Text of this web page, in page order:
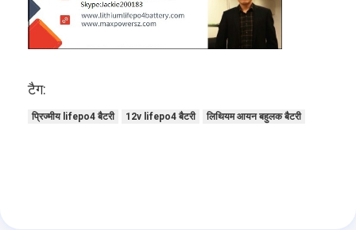
टैग:
प्रिज्मीय lifepo4 बैटरी 12v lifepo4 बैटरी लिथियम आयन बहुलक बैटरी